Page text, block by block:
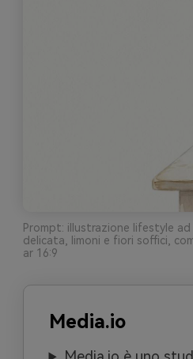
Prompt: illustrazione lifestyle
delicata, limoni e fiori soffici,
ar 16:9
Media.io